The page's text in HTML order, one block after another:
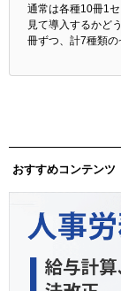
通常は各種10冊1
見て導入するかど
冊ずつ、計7種類の
おすすめコンテンツ